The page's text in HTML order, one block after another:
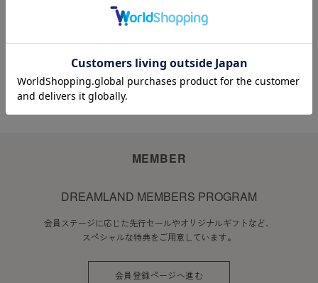
【重要】Sanrio characters × MUVEIL コラボレーション商
品の発送時期に関するお詫びとお知らせ
MEMBER
DREAMLAND MEMBERS PROGRAM
会員ステージに応じた先行セールやオリジナルギフトなど、
スペシャルな特典をご用意しています。
会員登録ページへ進む